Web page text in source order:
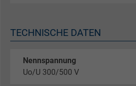
TECHNISCHE DATEN
Nennspannung
Uo/U 300/500 V